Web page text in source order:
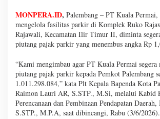
MONPERA.ID, Palembang – PT Kuala Permai,
mengelola fasilitas parkir di Komplek Ruko
Rajawali, Kecamatan Ilir Timur II, diminta
piutang pajak parkir yang menembus angka Rp
“Kami mengimbau agar PT Kuala Permai segera
piutang pajak parkir kepada Pemkot Palembang
1.011.298.084,” kata Plt Kepala Bapenda Kota
Raimon Lauri AR, S.STP., M.Si, melalui Kabid
Perencanaan dan Pembinaan Pendapatan
S.STP., M.P.A, saat dibincangi, Rabu (3/6/2026).